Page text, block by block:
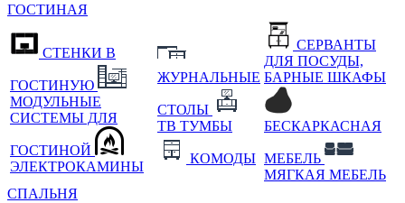
ГОСТИНАЯ
СТЕНКИ В
ГОСТИНУЮ
МОДУЛЬНЫЕ
СИСТЕМЫ ДЛЯ
ГОСТИНОЙ
ЭЛЕКТРОКАМИНЫ
ЖУРНАЛЬНЫЕ
СТОЛЫ
ТВ ТУМБЫ
КОМОДЫ
СЕРВАНТЫ
ДЛЯ ПОСУДЫ,
БАРНЫЕ ШКАФЫ
БЕСКАРКАСНАЯ
МЕБЕЛЬ
МЯГКАЯ МЕБЕЛЬ
СПАЛЬНЯ